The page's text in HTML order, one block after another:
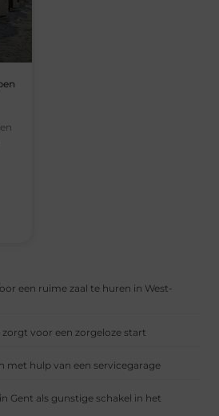
een ruime zaal te huren in West-
voor een zorgeloze start
met hulp van een servicegarage
Gent als gunstige schakel in het